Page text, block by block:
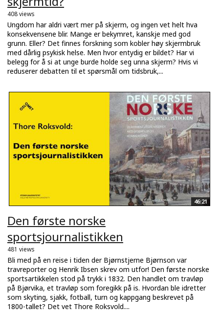
408 views
Ungdom har aldri vært mer på skjerm, og ingen vet helt hva
konsekvensene blir. Mange er bekymret, kanskje med god
grunn. Eller? Det finnes forskning som kobler høy skjermbruk
med dårlig psykisk helse. Men hvor entydig er bildet? Har vi
belegg for å si at unge burde holde seg unna skjerm? Hvis vi
reduserer debatten til et spørsmål om tidsbruk,...
46:21
Den første norske
sportsjournalistikken
481 views
Bli med på en reise i tiden der Bjørnstjerne Bjørnson var
travreporter og Henrik Ibsen skrev om utfor! Den første norske
sportsartikkelen stod på trykk i 1832. Den handlet om travløp
på Bjørvika, et travløp som foregikk på is. Hvordan ble idretter
som skyting, sjakk, fotball, turn og kappgang beskrevet på
1800-tallet? Det vet Thore Roksvold....